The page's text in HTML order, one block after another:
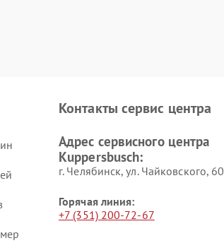
Контакты сервис центра
Адрес сервисного центра
Kuppersbusch:
г. Челябинск, ул. Чайковского, 60
Горячая линия:
+7 (351) 200-72-67